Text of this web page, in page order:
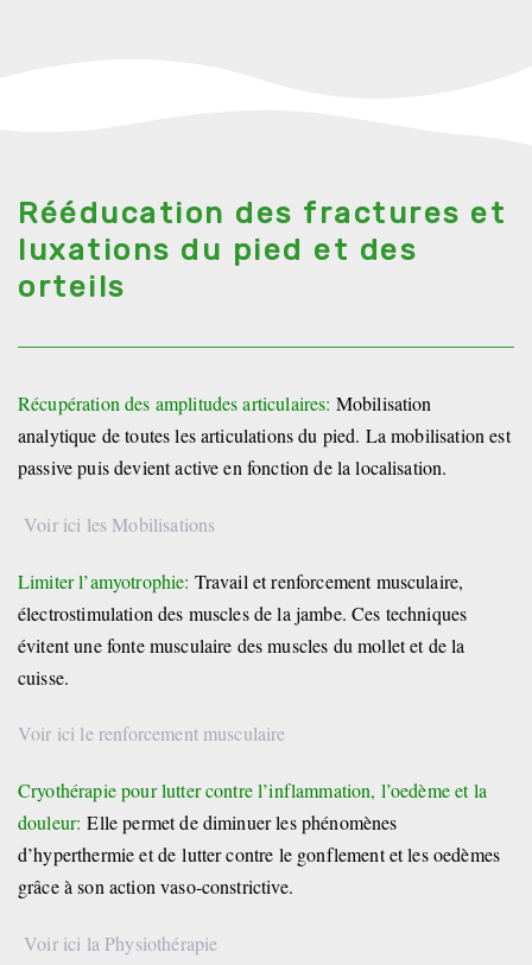
Rééducation des fractures et
luxations du pied et des
orteils
Récupération des amplitudes articulaires: Mobilisation
analytique de toutes les articulations du pied. La mobilisation est
passive puis devient active en fonction de la localisation.
Voir ici les Mobilisations
Limiter l’amyotrophie: Travail et renforcement musculaire,
électrostimulation des muscles de la jambe. Ces techniques
évitent une fonte musculaire des muscles du mollet et de la
cuisse.
Voir ici le renforcement musculaire
Cryothérapie pour lutter contre l’inflammation, l’oedème et la
douleur:Elle permet de diminuer les phénomènes
d’hyperthermie et de lutter contre le gonflement et les oedèmes
grâce à son action vaso-constrictive.
Voir ici la Physiothérapie